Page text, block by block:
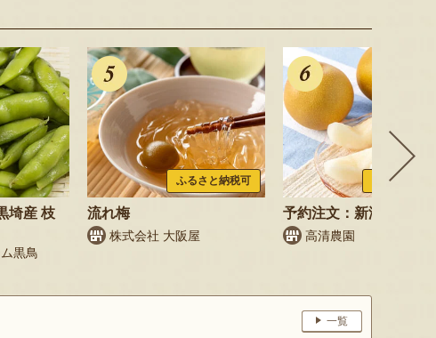
埼産 枝
黒鳥
ふるさと納税可
流れ梅
株式会社 大阪屋
ふるさと納
予約注文：新潟県産 梨
高清農園
一覧